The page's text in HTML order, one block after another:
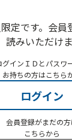
定です。会
読みいただけま
グインＩＤとパスワ
お持ちの方はこちら
ログイン
会員登録がまだの
こちらから